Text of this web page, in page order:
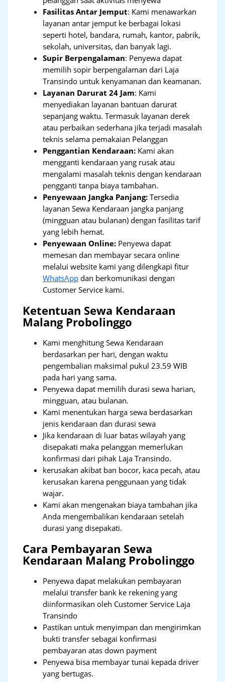
Fasilitas Antar Jemput: Kami menawarkan
layanan antar jemput ke berbagai lokasi
seperti hotel, bandara, rumah, kantor, pabrik,
sekolah, universitas, dan banyak lagi.
Supir Berpengalaman: Penyewa dapat
memilih sopir berpengalaman dari Laja
Transindo untuk kenyamanan dan keamanan.
Layanan Darurat 24 Jam: Kami
menyediakan layanan bantuan darurat
sepanjang waktu. Termasuk layanan derek
atau perbaikan sederhana jika terjadi masalah
teknis selama pemakaian Pelanggan
Penggantian Kendaraan: Kami akan
mengganti kendaraan yang rusak atau
mengalami masalah teknis dengan kendaraan
pengganti tanpa biaya tambahan.
Penyewaan Jangka Panjang: Tersedia
layanan Sewa Kendaraan jangka panjang
(mingguan atau bulanan) dengan fasilitas tarif
yang lebih hemat.
Penyewaan Online: Penyewa dapat
memesan dan membayar secara online
melalui website kami yang dilengkapi fitur
WhatsApp dan berkomunikasi dengan
Customer Service kami.
Ketentuan Sewa Kendaraan
Malang Probolinggo
Kami menghitung Sewa Kendaraan
berdasarkan per hari, dengan waktu
pengembalian maksimal pukul 23.59 WIB
pada hari yang sama.
Penyewa dapat memilih durasi sewa harian,
mingguan, atau bulanan.
Kami menentukan harga sewa berdasarkan
jenis kendaraan dan durasi sewa
Jika kendaraan di luar batas wilayah yang
disepakati maka pelanggan memerlukan
konfirmasi dari pihak Laja Transindo.
kerusakan akibat ban bocor, kaca pecah, atau
kerusakan karena penggunaan yang tidak
wajar.
Kami akan mengenakan biaya tambahan jika
Anda mengembalikan kendaraan setelah
durasi yang disepakati.
Cara Pembayaran Sewa
Kendaraan Malang Probolinggo
Penyewa dapat melakukan pembayaran
melalui transfer bank ke rekening yang
diinformasikan oleh Customer Service Laja
Transindo
Pastikan untuk menyimpan dan mengirimkan
bukti transfer sebagai konfirmasi
pembayaran atas down payment
Penyewa bisa membayar tunai kepada driver
yang bertugas.